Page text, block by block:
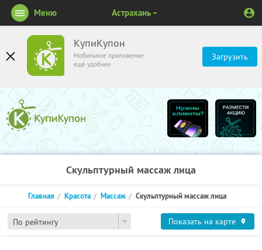
КупиКупон
Мобильное приложение
ещё удобнее
Загрузить
Меню Астрахань
Скульптурный массаж лица
По рейтингу
Главная Красота Массаж Скульптурный массаж лица
Показать на карте